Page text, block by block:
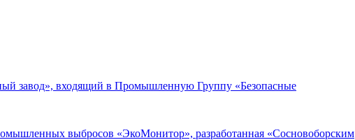
завод», входящий в Промышленную Группу «Безопасные
выбросов «ЭкоМонитор», разработанная «Сосновоборским